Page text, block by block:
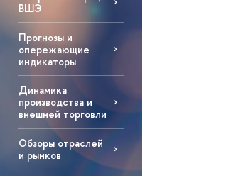
ВШЭ
Прогнозы и
опережающие
индикаторы
Динамика
производства и
внешней торговли
Обзоры отраслей
и рынков